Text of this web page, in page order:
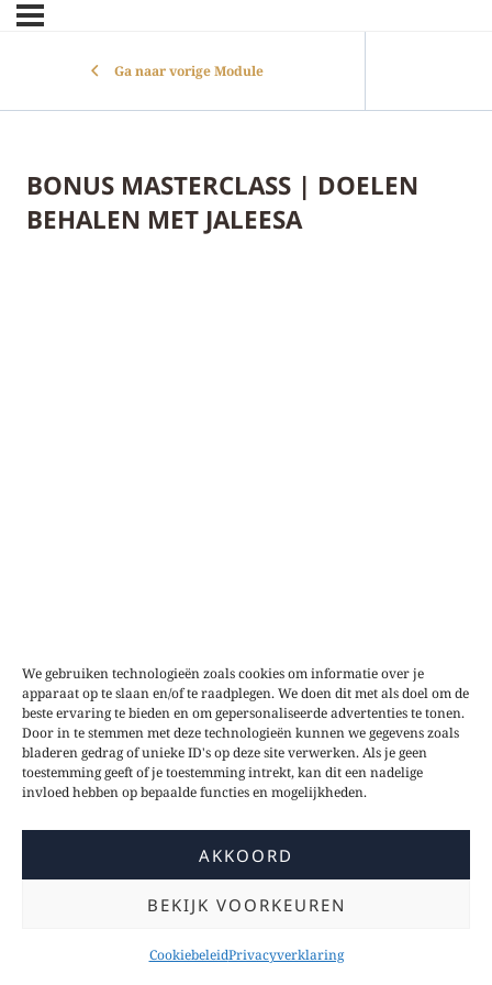
We gebruiken technologieën zoals cookies om informatie over je
apparaat op te slaan en/of te raadplegen. We doen dit met als doel om de
beste ervaring te bieden en om gepersonaliseerde advertenties te tonen.
Door in te stemmen met deze technologieën kunnen we gegevens zoals
bladeren gedrag of unieke ID's op deze site verwerken. Als je geen
toestemming geeft of je toestemming intrekt, kan dit een nadelige
invloed hebben op bepaalde functies en mogelijkheden.
AKKOORD
BEKIJK VOORKEUREN
CookiebeleidPrivacyverklaring
Ga naar vorige Module
BONUS MASTERCLASS | DOELEN
BEHALEN MET JALEESA